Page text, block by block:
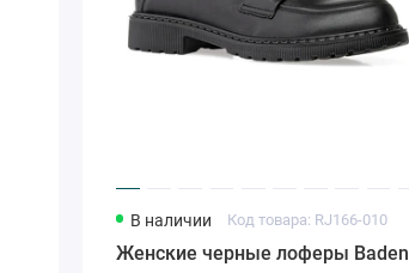
В наличии Код товара: RJ166-010
Женские черные лоферы Baden